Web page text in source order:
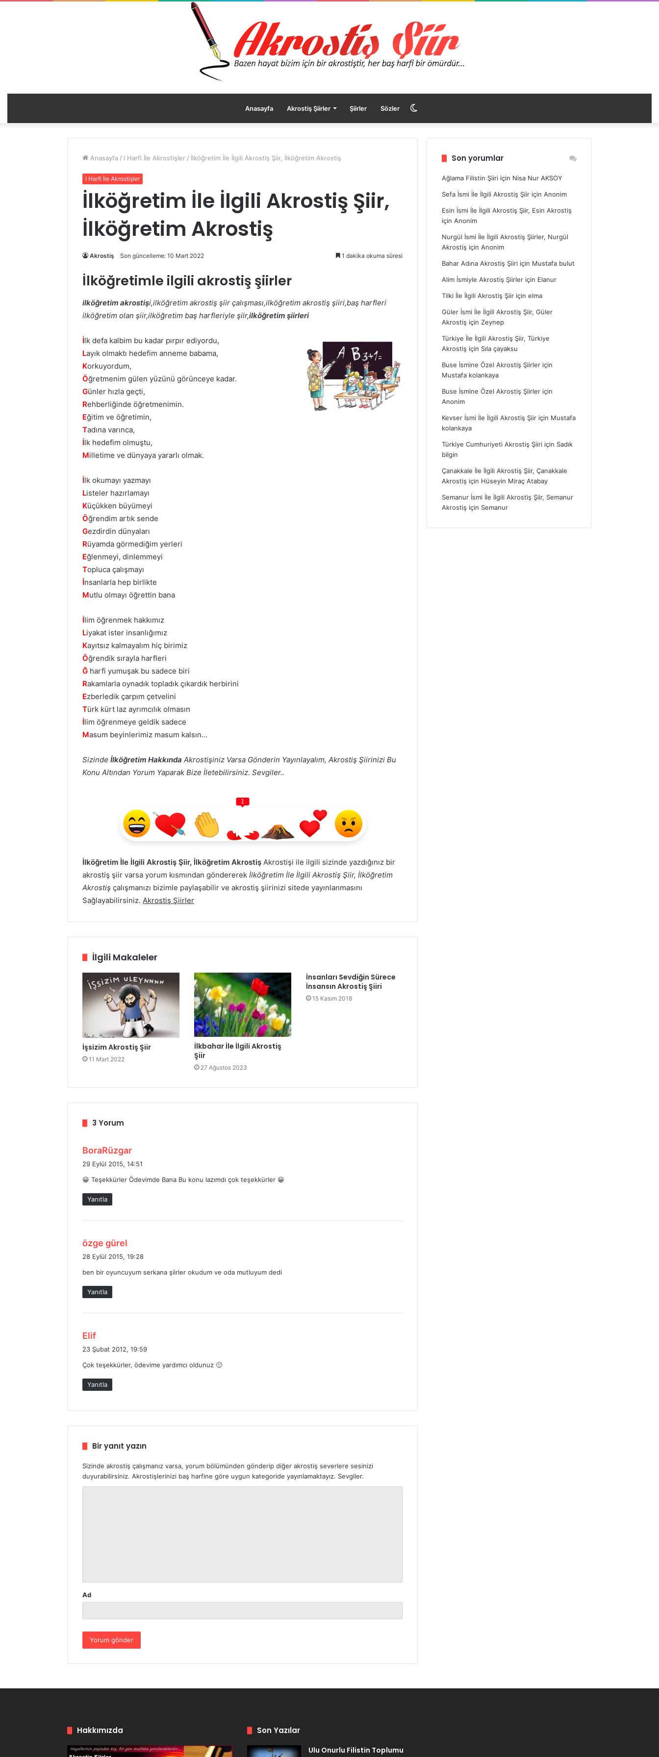
Anasayfa Akrostiş Şiirler Şiirler Sözler
görünümü
Anasayfa / I Harfi İle Akrostişler / İlköğretim İle İlgili Akrostiş Şiir, İlköğretim Akrostiş
I Harfi İle Akrostişler
İlköğretim İle İlgili Akrostiş Şiir,
İlköğretim Akrostiş
Akrostiş Son güncelleme: 10 Mart 2022 1 dakika okuma süresi
İlköğretimle ilgili akrostiş şiirler
ilköğretim akrostişi,ilköğretim akrostiş şiir çalışması,ilköğretim akrostiş şiiri,baş harfleri
ilköğretim olan şiir,ilköğretim baş harfleriyle şiir,ilköğretim şiirleri
İlk defa kalbim bu kadar pırpır ediyordu,
Layık olmaktı hedefim anneme babama,
Korkuyordum,
Öğretmenim gülen yüzünü görünceye kadar.
Günler hızla geçti,
Rehberliğinde öğretmenimin.
Eğitim ve öğretimin,
Tadına varınca,
İlk hedefim olmuştu,
Milletime ve dünyaya yararlı olmak.
İlk okumayı yazmayı
Listeler hazırlamayı
Küçükken büyümeyi
Öğrendim artık sende
Gezdirdin dünyaları
Rüyamda görmediğim yerleri
Eğlenmeyi, dinlemmeyi
Topluca çalışmayı
İnsanlarla hep birlikte
Mutlu olmayı öğrettin bana
İlim öğrenmek hakkımız
Liyakat ister insanlığımız
Kayıtsız kalmayalım hiç birimiz
Öğrendik sırayla harfleri
Ğ harfi yumuşak bu sadece biri
Rakamlarla oynadık topladık çıkardık herbirini
Ezberledik çarpım çetvelini
Türk kürt laz ayrımcılık olmasın
İlim öğrenmeye geldik sadece
Masum beyinlerimiz masum kalsın…
Sizinde İlköğretim Hakkında Akrostişiniz Varsa Gönderin Yayınlayalım, Akrostiş Şiirinizi Bu
Konu Altından Yorum Yaparak Bize İletebilirsiniz. Sevgiler..
1
İlköğretim İle İlgili Akrostiş Şiir, İlköğretim Akrostiş Akrostişi ile ilgili sizinde yazdığınız bir
akrostiş şiir varsa yorum kısmından göndererek İlköğretim İle İlgili Akrostiş Şiir, İlköğretim
Akrostiş çalışmanızı bizimle paylaşabilir ve akrostiş şiirinizi sitede yayınlanmasını
Sağlayabilirsiniz. Akrostiş Şiirler
İlgili Makaleler
İşsizim Akrostiş Şiir
11 Mart 2022
İlkbahar İle İlgili Akrostiş
Şiir
27 Ağustos 2023
İnsanları Sevdiğin Sürece
İnsansın Akrostiş Şiiri
15 Kasım 2018
3 Yorum
BoraRüzgar
i
29 Eylül 2015, 14:51
😀 Teşekkürler Ödevimde Bana Bu konu lazımdı çok teşekkürler 😀
Yanıtla
özge gürel
i
28 Eylül 2015, 19:28
ben bir oyuncuyum serkana şiirler okudum ve oda mutluyum dedi
Yanıtla
Elif
i
k
i
23 Şubat 2012, 19:59
Çok teşekkürler, ödevime yardımcı oldunuz 🙂
Yanıtla
Bir yanıt yazın
Sizinde akrostiş çalışmanız varsa, yorum bölümünden gönderip diğer akrostiş severlere sesinizi
duyurabilirsiniz. Akrostişlerinizi baş harfine göre uygun kategoride yayınlamaktayız. Sevgiler.
Ad
Son yorumlar
Ağlama Filistin Şiiri için Nisa Nur AKSOY
Sefa İsmi İle İlgili Akrostiş Şiir içinAnonim
Esin İsmi İle İlgili Akrostiş Şiir, Esin Akrostiş
içinAnonim
Nurgül İsmi İle İlgili Akrostiş Şiirler, Nurgül
Akrostiş içinAnonim
Bahar Adına Akrostiş Şiiri için Mustafa bulut
Alim İsmiyle Akrostiş Şiirler için Elanur
Tilki İle İlgili Akrostiş Şiir içinelma
Güler İsmi İle İlgili Akrostiş Şiir, Güler
Akrostiş içinZeynep
Türkiye İle İlgili Akrostiş Şiir, Türkiye
Akrostiş için Sıla çayaksu
Buse İsmine Özel Akrostiş Şiirler için
Mustafa kolankaya
Buse İsmine Özel Akrostiş Şiirler için
Anonim
Kevser İsmi İle İlgili Akrostiş Şiir için Mustafa
kolankaya
Türkiye Cumhuriyeti Akrostiş Şiiri için Sadık
bilgin
Çanakkale İle İlgili Akrostiş Şiir, Çanakkale
Akrostiş için Hüseyin Miraç Atabay
Semanur İsmi İle İlgili Akrostiş Şiir, Semanur
Akrostiş için Semanur
Hakkımızda Son Yazılar
Ulu Onurlu Filistin Toplumu